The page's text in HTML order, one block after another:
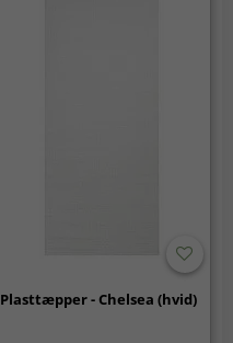
Plasttæpper - Chelsea (hvid)